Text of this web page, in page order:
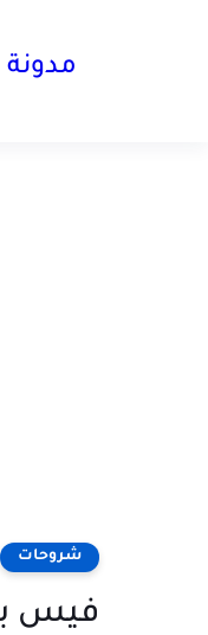
مدونة
شروحات
فيس